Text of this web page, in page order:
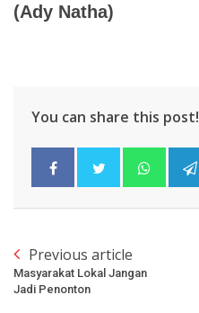
(Ady Natha)
You can share this post!
Previous article
Masyarakat Lokal Jangan
Jadi Penonton